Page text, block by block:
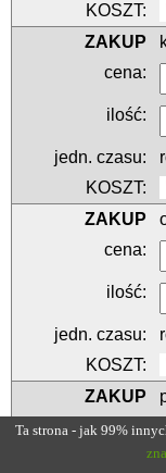
Ta strona - jak 99%